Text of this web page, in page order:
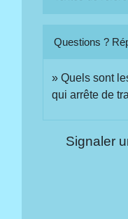
Questions ?
Quels sont
qui arrête de
Signaler